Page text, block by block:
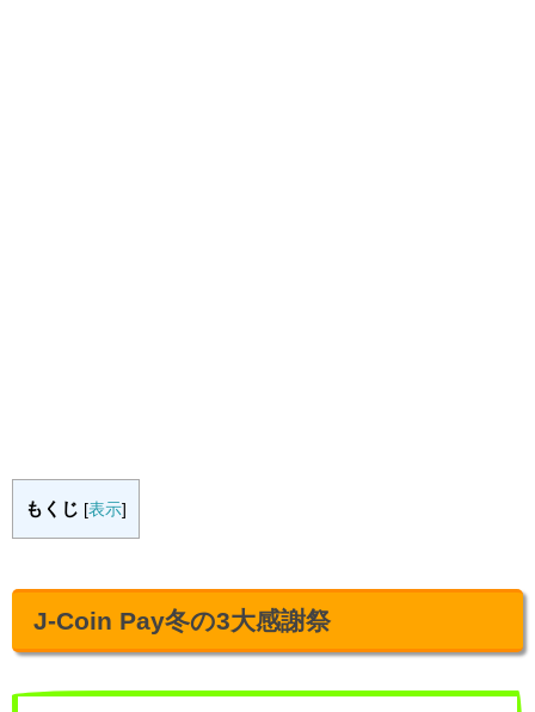
もくじ [表示]
J-Coin Pay冬の3大感謝祭